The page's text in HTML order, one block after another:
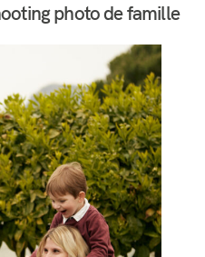
photo de famille